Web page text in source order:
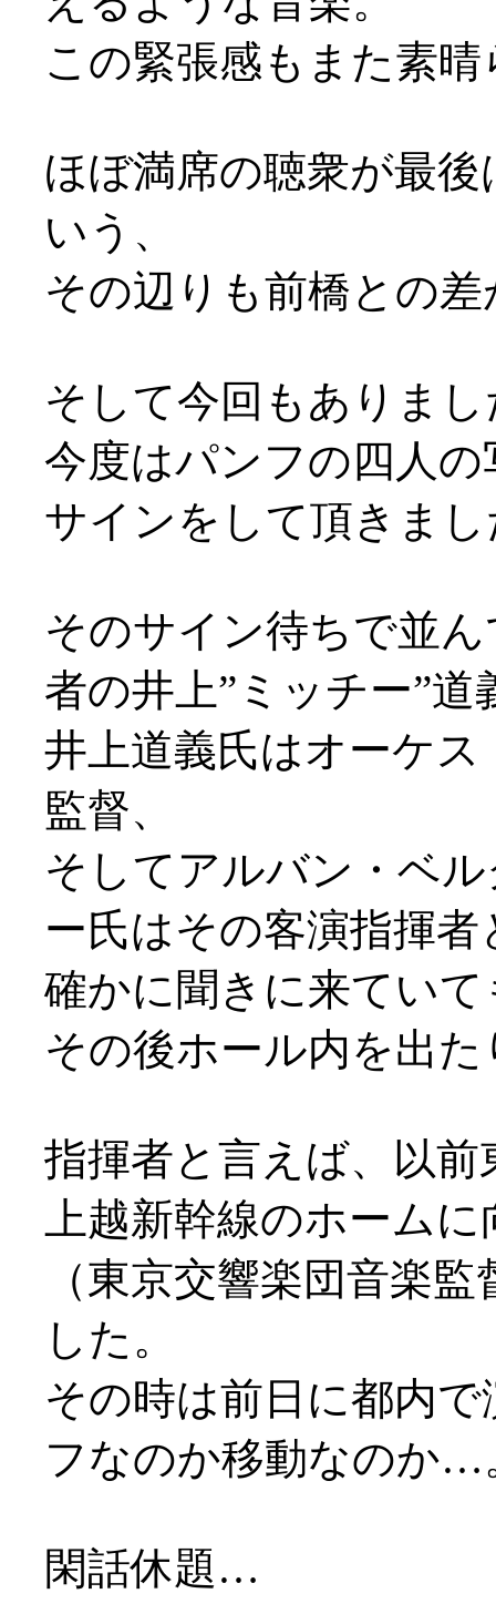
この緊張感もまた素
ほぼ満席の聴衆が最
いう、
その辺りも前橋との差
そして今回もありま
今度はパンフの四人
サインをして頂きま
そのサイン待ちで並
者の井上”ミッチー”道
井上道義氏はオーケ
監督、
そしてアルバン・ベ
ー氏はその客演指揮
確かに聞きに来てい
その後ホール内を出
指揮者と言えば、以前
上越新幹線のホーム
（東京交響楽団音楽
した。
その時は前日に都内
フなのか移動なのか…
閑話休題…